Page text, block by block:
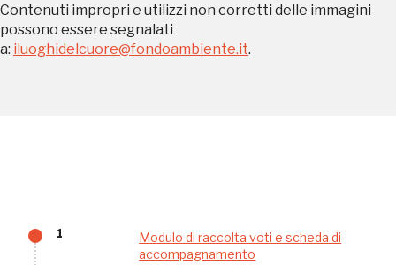
Contenuti impropri e utilizzi non corretti delle immagini
possono essere segnalati
a: iluoghidelcuore@fondoambiente.it.
1
Modulo di raccolta voti e scheda di
accompagnamento